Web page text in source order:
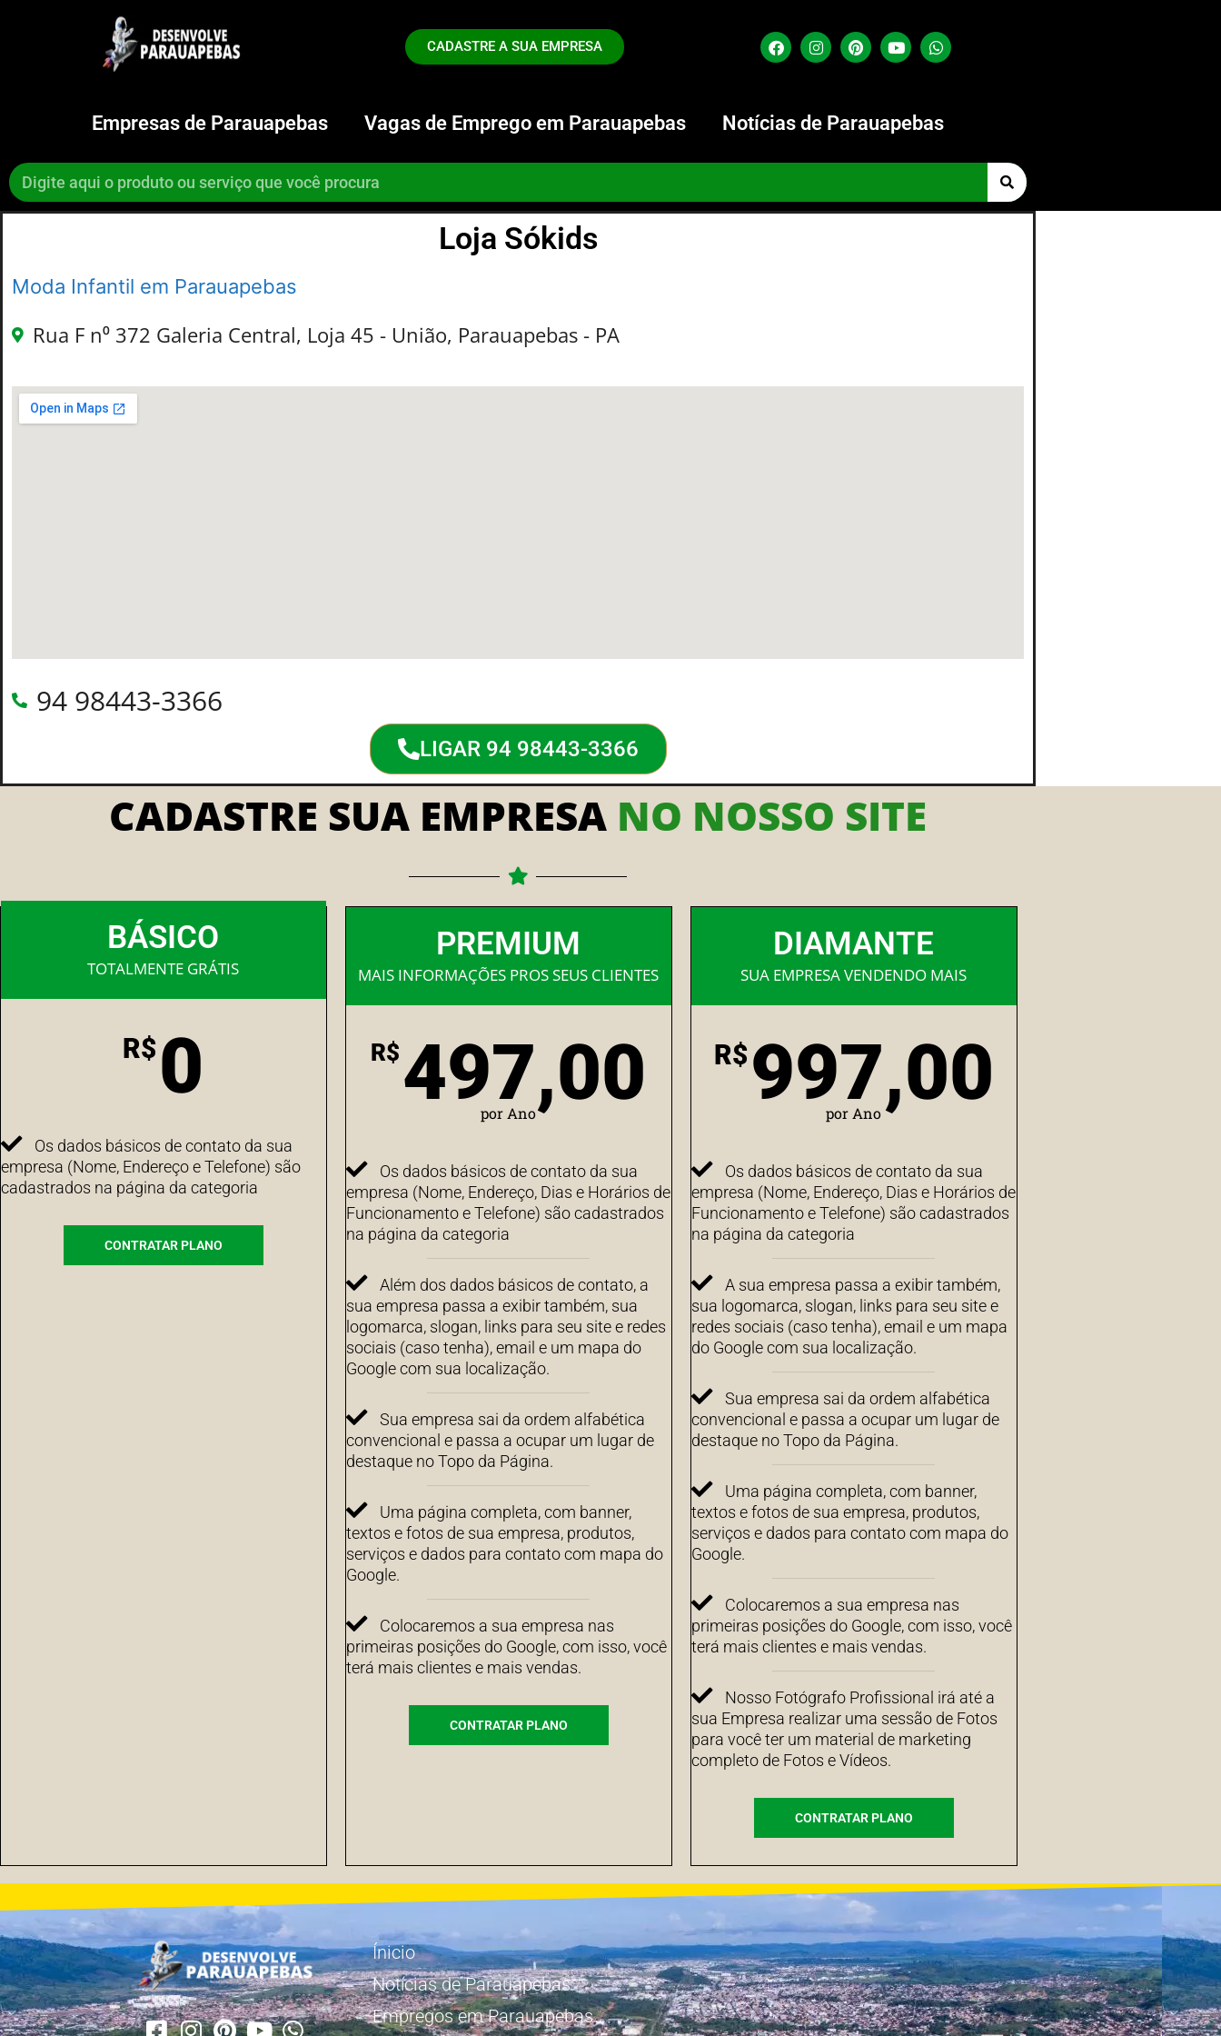
CADASTRE A SUA EMPRESA
Empresas de Parauapebas Vagas de Emprego em Parauapebas Notícias de Parauapebas
Loja Sókids
Moda Infantil em Parauapebas
Rua F n⁰ 372 Galeria Central, Loja 45 - União, Parauapebas - PA
94 98443-3366
LIGAR 94 98443-3366
CADASTRE SUA EMPRESA NO NOSSO SITE
BÁSICO
TOTALMENTE GRÁTIS
R$0
Os dados básicos de contato da sua
empresa (Nome, Endereço e Telefone) são
cadastrados na página da categoria
CONTRATAR PLANO
PREMIUM
MAIS INFORMAÇÕES PROS SEUS CLIENTES
R$ 497,00
por Ano
Os dados básicos de contato da sua
empresa (Nome, Endereço, Dias e Horários de
Funcionamento e Telefone) são cadastrados
na página da categoria
Além dos dados básicos de contato, a
sua empresa passa a exibir também, sua
logomarca, slogan, links para seu site e redes
sociais (caso tenha), email e um mapa do
Google com sua localização.
Sua empresa sai da ordem alfabética
convencional e passa a ocupar um lugar de
destaque no Topo da Página.
Uma página completa, com banner,
textos e fotos de sua empresa, produtos,
serviços e dados para contato com mapa do
Google.
Colocaremos a sua empresa nas
primeiras posições do Google, com isso, você
terá mais clientes e mais vendas.
CONTRATAR PLANO
DIAMANTE
SUA EMPRESA VENDENDO MAIS
R$997,00
por Ano
Os dados básicos de contato da sua
empresa (Nome, Endereço, Dias e Horários de
Funcionamento e Telefone) são cadastrados
na página da categoria
A sua empresa passa a exibir também,
sua logomarca, slogan, links para seu site e
redes sociais (caso tenha), email e um mapa
do Google com sua localização.
Sua empresa sai da ordem alfabética
convencional e passa a ocupar um lugar de
destaque no Topo da Página.
Uma página completa, com banner,
textos e fotos de sua empresa, produtos,
serviços e dados para contato com mapa do
Google.
Colocaremos a sua empresa nas
primeiras posições do Google, com isso, você
terá mais clientes e mais vendas.
Nosso Fotógrafo Profissional irá até a
sua Empresa realizar uma sessão de Fotos
para você ter um material de marketing
completo de Fotos e Vídeos.
CONTRATAR PLANO
Ínicio
Notícias de Parauapebas
Empregos em Parauapebas